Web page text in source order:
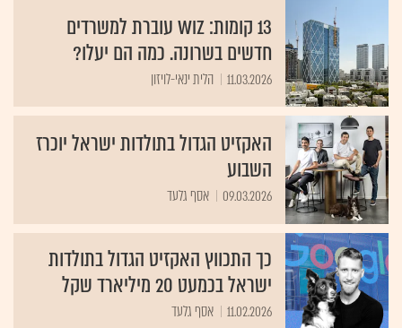
13 קומות: Wiz עוברת למשרדים
חדשים בשרונה. כמה הם יעלו?
11.03.2026 הלית ינאי-לויזון
האקזיט הגדול בתולדות ישראל יוכרז
השבוע
09.03.2026 אסף גלעד
כך התכווץ האקזיט הגדול בתולדות
ישראל בכמעט 20 מיליארד שקל
11.02.2026 אסף גלעד